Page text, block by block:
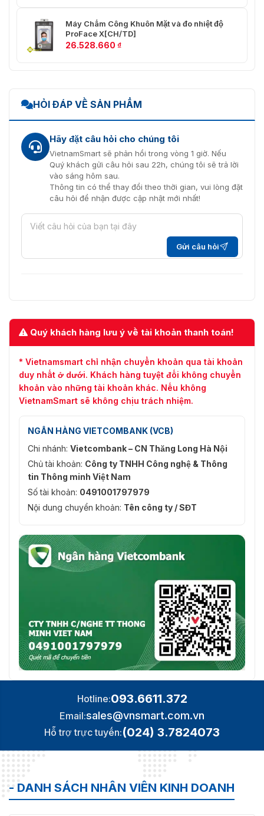
Máy Chấm Công Khuôn Mặt và đo nhiệt độ
ProFace X[CH/TD]
26.528.660 ₫
HỎI ĐÁP VỀ SẢN PHẨM
Hãy đặt câu hỏi cho chúng tôi
VietnamSmart sẽ phản hồi trong vòng 1 giờ. Nếu
Quý khách gửi câu hỏi sau 22h, chúng tôi sẽ trả lời
vào sáng hôm sau.
Thông tin có thể thay đổi theo thời gian, vui lòng đặt
câu hỏi để nhận được cập nhật mới nhất!
Gửi câu hỏi
Quý khách hàng lưu ý về tài khoản thanh toán!
* Vietnamsmart chỉ nhận chuyển khoản qua tài khoản
duy nhất ở dưới. Khách hàng tuyệt đối không chuyển
khoản vào những tài khoản khác. Nếu không
VietnamSmart sẽ không chịu trách nhiệm.
NGÂN HÀNG VIETCOMBANK (VCB)
Chi nhánh: Vietcombank – CN Thăng Long Hà Nội
Chủ tài khoản: Công ty TNHH Công nghệ & Thông
tin Thông minh Việt Nam
Số tài khoản: 0491001797979
Nội dung chuyển khoản: Tên công ty / SĐT
Hotline:093.6611.372
Email:sales@vnsmart.com.vn
Hỗ trợ trực tuyến:(024) 3.7824073
- DANH SÁCH NHÂN VIÊN KINH DOANH